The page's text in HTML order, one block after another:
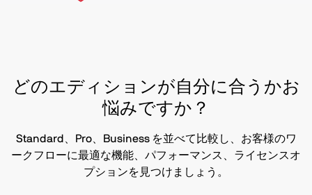
どのエディションが自分に合うかお
悩みですか？
Standard、Pro、Business を並べて比較し、お客様のワ
ークフローに最適な機能、パフォーマンス、ライセンスオ
プションを見つけましょう。